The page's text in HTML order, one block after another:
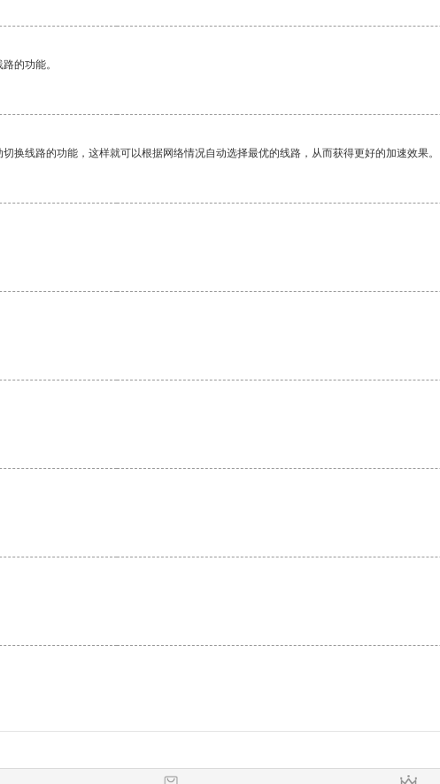
的功能。
线路的功能，这样就可以根据网络情况自动选择最优的线路，从而获得更好的加速效果。